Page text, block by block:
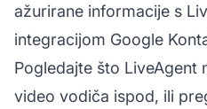
ažurirane informacije s
integracijom Google
Pogledajte što LiveAgent
video vodiča ispod, ili